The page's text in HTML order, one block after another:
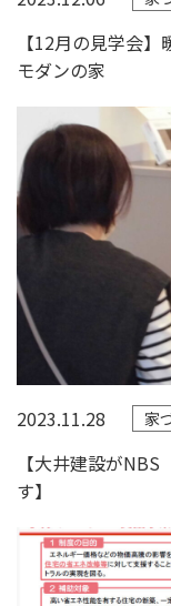
【12月の見学会
モダンの家
2023.11.28 家
【大井建設が
す】